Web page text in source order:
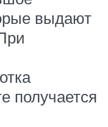
выдают
получается